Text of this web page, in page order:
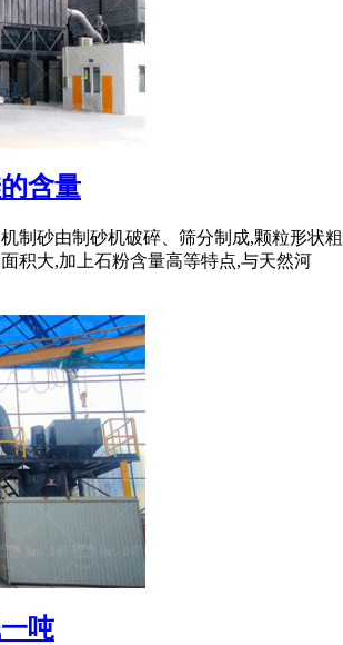
含量
制砂由制砂机破碎、筛分制成,颗粒形状
积大,加上石粉含量高等特点,与天然河
吨